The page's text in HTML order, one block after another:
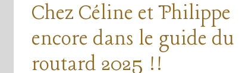
Chez Céline et Philippe
encore dans le guide du
routard 2025 !!